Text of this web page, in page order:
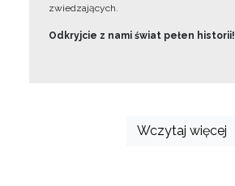
zwiedzających.
Odkryjcie z nami świat pełen historii!
Wczytaj więcej